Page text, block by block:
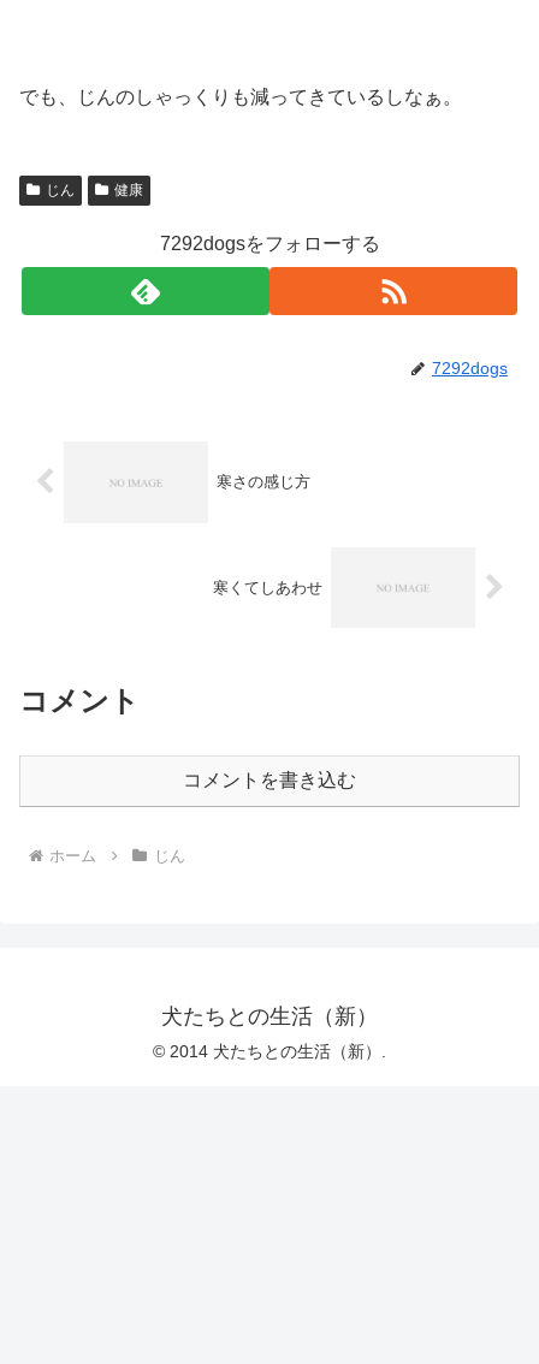
でも、じんのしゃっくりも減ってきているしなぁ。
じん 健康
7292dogsをフォローする
7292dogs
寒さの感じ方
寒くてしあわせ
コメント
コメントを書き込む
ホーム じん
犬たちとの生活（新）
© 2014 犬たちとの生活（新）.